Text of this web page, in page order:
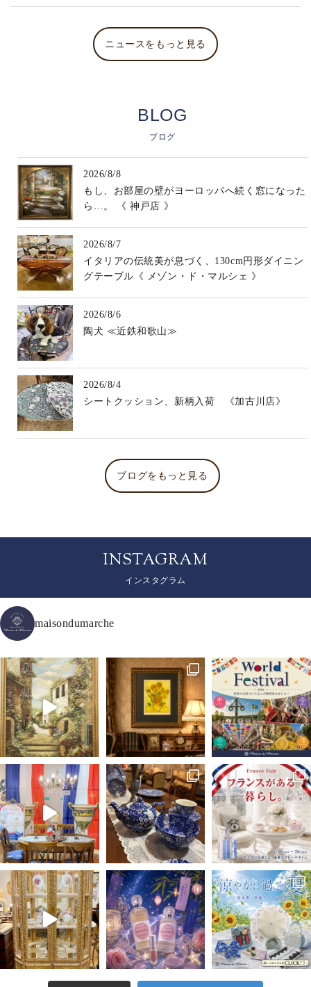
ニュースをもっと見る
BLOG
ブログ
2026/8/8
もし、お部屋の壁がヨーロッパへ続く窓になった
ら…。 《 神戸店 》
2026/8/7
イタリアの伝統美が息づく、130cm円形ダイニン
グテーブル《 メゾン・ド・マルシェ 》
2026/8/6
陶犬 ≪近鉄和歌山≫
2026/8/4
シートクッション、新柄入荷 《加古川店》
ブログをもっと見る
INSTAGRAM
インスタグラム
maisondumarche